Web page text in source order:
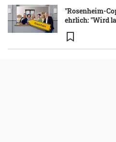
"Rosenheim-
ehrlich: "Wird